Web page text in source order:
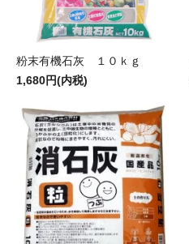
粉末有機石灰 １０ｋｇ
1,680円(内税)